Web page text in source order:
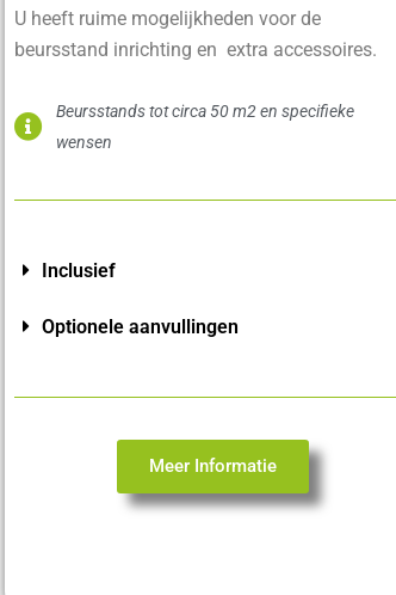
U heeft ruime mogelijkheden voor de
beursstand inrichting en extra accessoires.
Beursstands tot circa 50 m2 en specifieke
wensen
Inclusief
Optionele aanvullingen
Meer Informatie